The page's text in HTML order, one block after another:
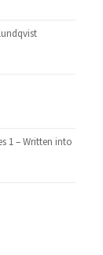
1 – Written into